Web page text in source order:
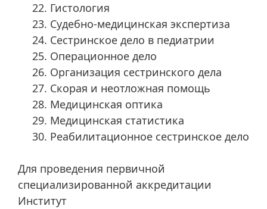
Гистология
Судебно-медицинская экспертиза
Сестринское дело в педиатрии
Операционное дело
Организация сестринского дела
Скорая и неотложная помощь
Медицинская оптика
Медицинская статистика
Реабилитационное сестринское дело
Для проведения первичной
специализированной аккредитации
Институт